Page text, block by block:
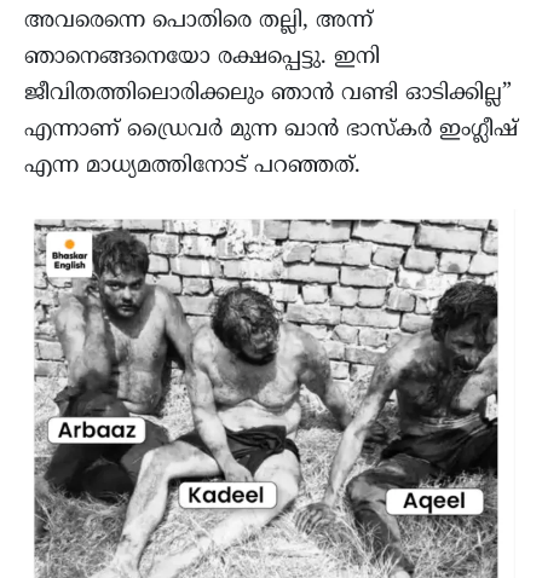
അവരെന്നെ പൊതിരെ തല്ലി, അന്ന്
ഞാനെങ്ങനെയോ രക്ഷപ്പെട്ടു. ഇനി
ജീവിതത്തിലൊരിക്കലും ഞാൻ വണ്ടി ഓടിക്കില്ല”
എന്നാണ് ഡ്രൈവർ മുന്ന ഖാൻ ഭാസ്കർ ഇംഗ്ലീഷ്
എന്ന മാധ്യമത്തിനോട് പറഞ്ഞത്.